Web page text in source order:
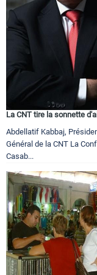
La CNT tire la sonnette
Abdellatif Kabbaj,
Général de la CNT La
Casab...